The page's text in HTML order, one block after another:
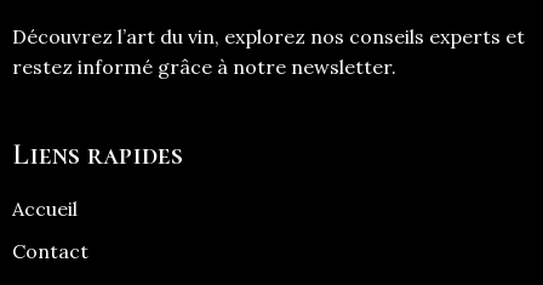
Découvrez l’art du vin, explorez nos conseils experts et
restez informé grâce à notre newsletter.
Liens rapides
Accueil
Contact